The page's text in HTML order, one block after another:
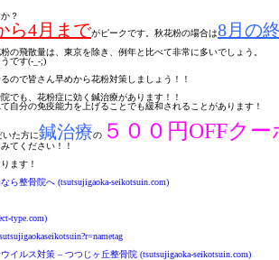
？
ら4月までがピークです。秋花粉の場合は8月の
の飛散量は、東京を除き、例年と比べて非常に多いでしょう。
です(-_-;)
ので皆さん早めから花粉対策しましょう！！
でも、花粉症に効く鍼治療があります！！
自分の免疫能力を上げることでも緩和されることがあります！
いた方に鍼治療の ５００円OFFクー
てください！！
ます！
ら整骨院へ (tsutsujigaoka-seikotsuin.com)
type.com)
イルス対策 – つつじヶ丘整骨院 (tsutsujigaoka-seikotsuin.com)